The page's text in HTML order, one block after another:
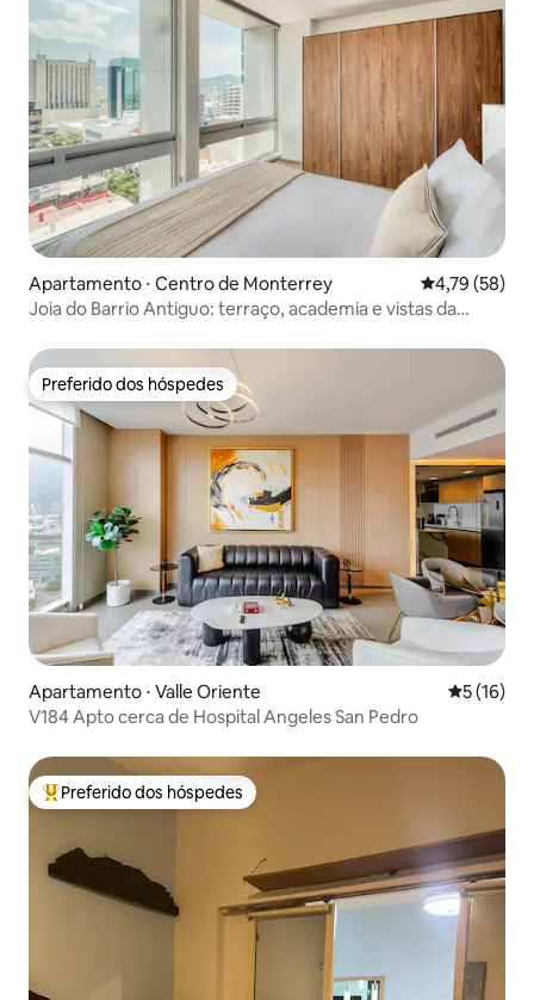
Apartamento ⋅ Centro de Monterrey 4,79 de uma
4,79 (58)
Joia do Barrio Antiguo: terraço, academia e vistas da
Preferido dos hóspedes
Preferido dos hóspedes
Apartamento ⋅ Valle Oriente 5 de uma
5 (16)
V184 Apto cerca de Hospital Angeles San Pedro
Entre os melhores preferidos dos hóspedes
Preferido dos hóspedes